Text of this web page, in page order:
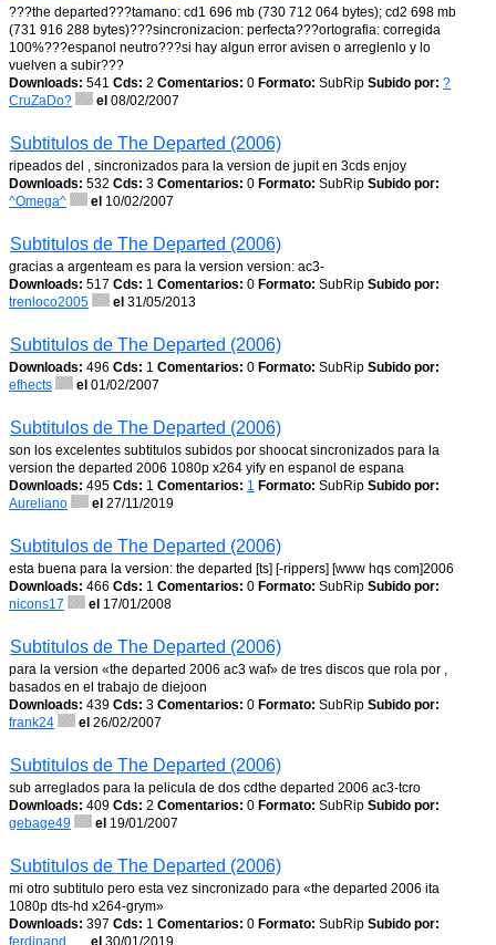
???the departed???tamano: cd1 696 mb (730 712 064 bytes); cd2 698 mb
(731 916 288 bytes)???sincronizacion: perfecta???ortografia: corregida
100%???espanol neutro???si hay algun error avisen o arreglenlo y lo
vuelven a subir???
Downloads: 541 Cds: 2 Comentarios: 0 Formato: SubRip Subido por: ?
CruZaDo?
el 08/02/2007
Subtitulos de The Departed (2006)
ripeados del , sincronizados para la version de jupit en 3cds enjoy
Downloads: 532 Cds: 3 Comentarios: 0 Formato: SubRip Subido por:
^Omega^
el 10/02/2007
Subtitulos de The Departed (2006)
gracias a argenteam es para la version version: ac3-
Downloads: 517 Cds: 1 Comentarios: 0 Formato: SubRip Subido por:
trenloco2005
el 31/05/2013
Subtitulos de The Departed (2006)
Downloads: 496 Cds: 1 Comentarios: 0 Formato: SubRip Subido por:
efhects
el 01/02/2007
Subtitulos de The Departed (2006)
son los excelentes subtitulos subidos por shoocat sincronizados para la
version the departed 2006 1080p x264 yify en espanol de espana
Downloads: 495 Cds: 1 Comentarios: 1 Formato: SubRip Subido por:
Aureliano
el 27/11/2019
Subtitulos de The Departed (2006)
esta buena para la version: the departed [ts] [-rippers] [www hqs com]2006
Downloads: 466 Cds: 1 Comentarios: 0 Formato: SubRip Subido por:
nicons17
el 17/01/2008
Subtitulos de The Departed (2006)
para la version «the departed 2006 ac3 waf» de tres discos que rola por ,
basados en el trabajo de diejoon
Downloads: 439 Cds: 3 Comentarios: 0 Formato: SubRip Subido por:
frank24
el 26/02/2007
Subtitulos de The Departed (2006)
sub arreglados para la pelicula de dos cdthe departed 2006 ac3-tcro
Downloads: 409 Cds: 2 Comentarios: 0 Formato: SubRip Subido por:
gebage49
el 19/01/2007
Subtitulos de The Departed (2006)
mi otro subtitulo pero esta vez sincronizado para «the departed 2006 ita
1080p dts-hd x264-grym»
Downloads: 397 Cds: 1 Comentarios: 0 Formato: SubRip Subido por:
ferdinand
el 30/01/2019